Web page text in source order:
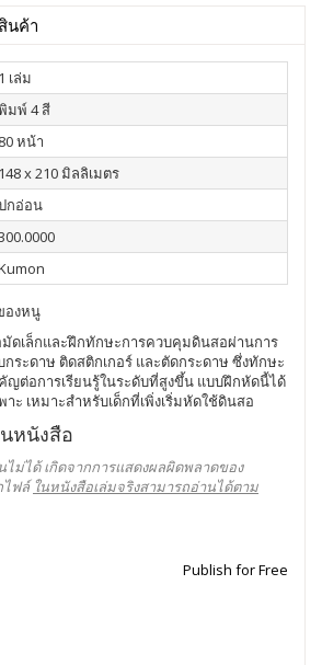
นค้า
1 เล่ม
มพ์ 4 สี
80 หน้า
148 x 210 มิลลิเมตร
กอ่อน
องหนู
ดเล็กและฝึกทักษะการควบคุมดินสอผ่านการ
ระดาษ ติดสติกเกอร์ และตัดกระดาษ ซึ่งทักษะ
ญต่อการเรียนรู้ในระดับที่สูงขึ้น แบบฝึกหัดนี้ได้
ะ เหมาะสำหรับเด็กที่เพิ่งเริ่มหัดใช้ดินสอ
หนังสือ
ม่ได้ เกิดจากการแสดงผลผิดพลาดของ
ไฟล์ ในหนังสือเล่มจริงสามารถอ่านได้ตาม
Publish for Free